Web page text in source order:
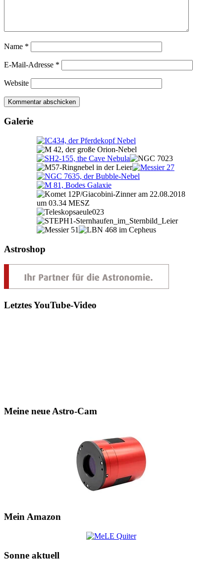
Name *
E-Mail-Adresse *
Website
Galerie
Astroshop
Letztes YouTube-Video
Meine neue Astro-Cam
Mein Amazon
Sonne aktuell